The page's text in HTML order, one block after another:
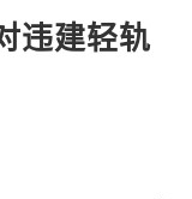
违建轻轨